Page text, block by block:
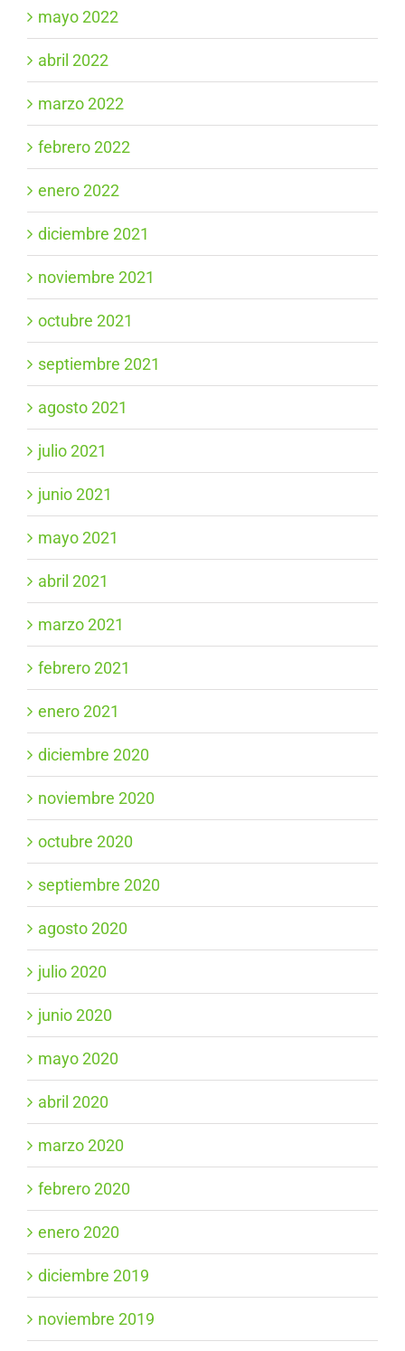
mayo 2022
abril 2022
marzo 2022
febrero 2022
enero 2022
diciembre 2021
noviembre 2021
octubre 2021
septiembre 2021
agosto 2021
julio 2021
junio 2021
mayo 2021
abril 2021
marzo 2021
febrero 2021
enero 2021
diciembre 2020
noviembre 2020
octubre 2020
septiembre 2020
agosto 2020
julio 2020
junio 2020
mayo 2020
abril 2020
marzo 2020
febrero 2020
enero 2020
diciembre 2019
noviembre 2019